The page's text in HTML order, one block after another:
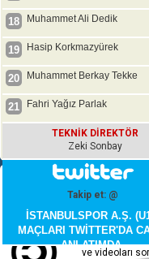
18 Muhammet Ali Dedik
19 Hasip Korkmazyürek
20 Muhammet Berkay Tekke
21 Fahri Yağız Parlak
TEKNİK DİREKTÖR
Zeki Sonbay
Takip et: @
İSTANBULSPOR A.Ş.
MAÇLARI TWİTTER'DA
ANLATIMDA.
ANA SAYFA|
Copyleft 2015 -
ve videoları